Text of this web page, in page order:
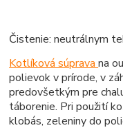
Čistenie: neutrálnym
Kotlíková súpravana
polievok v prírode, v
predovšetkým pre
táborenie. Pri použití
klobás, zeleniny do